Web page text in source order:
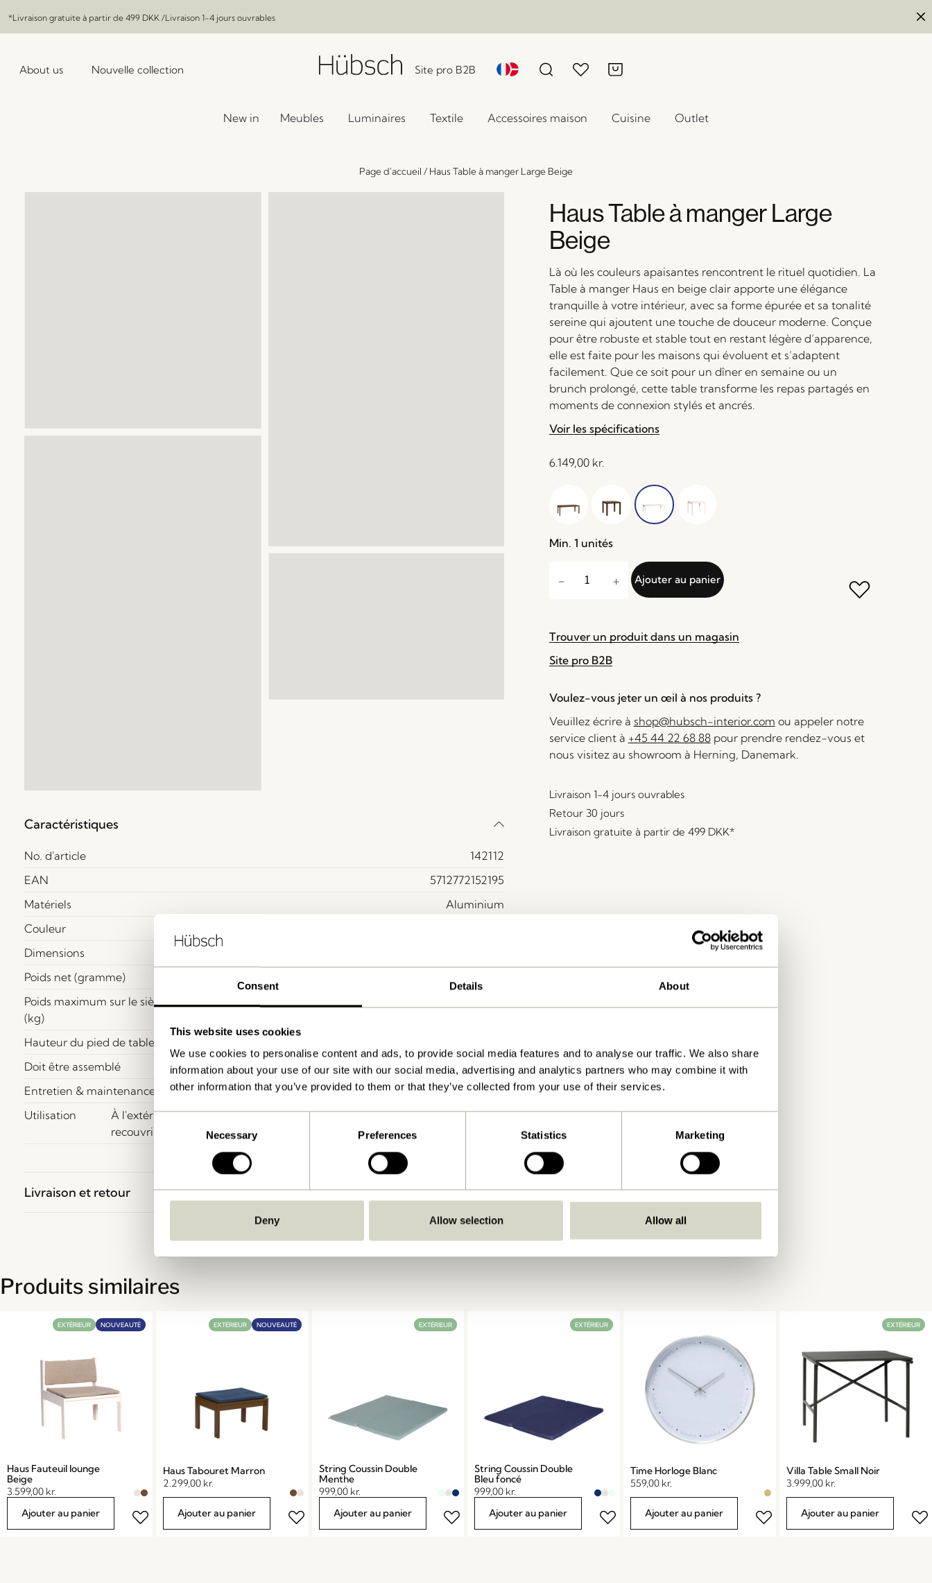
Consent Details About
This website uses cookies
We use cookies to personalise content and ads, to provide social media features and to analyse our traffic. We also share
information about your use of our site with our social media, advertising and analytics partners who may combine it with
other information that you’ve provided to them or that they’ve collected from your use of their services.
Necessary Preferences Statistics Marketing
Deny Allow selection Allow all
*Livraison gratuite à partir de 499 DKK /Livraison 1-4 jours ouvrables
About us Nouvelle collection Site pro B2B
New in Meubles Luminaires Textile Accessoires maison Cuisine Outlet
Page d'accueil / Haus Table à manger Large Beige
Caractéristiques
No. d'article
142112
EAN
5712772152195
Matériels
Aluminium
Couleur
Dimensions
Poids net (gramme)
Poids maximum sur le siège
(kg)
Hauteur du pied de table
Doit être assemblé
Oui
Entretien & maintenance
Voir les instructions
Utilisation
À l'extérieur. Pour une longévité prolongée, nous vous recommandons de
recouvrir le mobilier d'extérieur pendant la saison hivernale.
Livraison et retour
Haus Table à manger Large
Beige
Là où les couleurs apaisantes rencontrent le rituel quotidien. La
Table à manger Haus en beige clair apporte une élégance
tranquille à votre intérieur, avec sa forme épurée et sa tonalité
sereine qui ajoutent une touche de douceur moderne. Conçue
pour être robuste et stable tout en restant légère d’apparence,
elle est faite pour les maisons qui évoluent et s’adaptent
facilement. Que ce soit pour un dîner en semaine ou un
brunch prolongé, cette table transforme les repas partagés en
moments de connexion stylés et ancrés.
Voir les spécifications
6.149,00 kr.
Min. 1 unités
Ajouter au panier
Trouver un produit dans un magasin
Site pro B2B
Voulez-vous jeter un œil à nos produits ?
Veuillez écrire à shop@hubsch-interior.com ou appeler notre
service client à +45 44 22 68 88pour prendre rendez-vous et
nous visitez au showroom à Herning, Danemark.
Livraison 1-4 jours ouvrables
Retour 30 jours
Livraison gratuite à partir de 499 DKK*
Produits similaires
EXTÉRIEUR NOUVEAUTÉ
Haus Fauteuil lounge
Beige
3.599,00 kr.
Ajouter au panier
EXTÉRIEUR NOUVEAUTÉ
Haus Tabouret Marron
2.299,00 kr.
Ajouter au panier
EXTÉRIEUR
String Coussin Double
Menthe
999,00 kr.
Ajouter au panier
EXTÉRIEUR
String Coussin Double
Bleu foncé
999,00 kr.
Ajouter au panier
Time Horloge Blanc
559,00 kr.
Ajouter au panier
EXTÉRIEUR
Villa Table Small Noir
3.999,00 kr.
Ajouter au panier